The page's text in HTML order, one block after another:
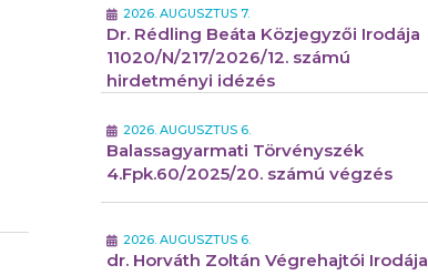
2026. AUGUSZTUS 7.
Dr. Rédling Beáta Közjegyzői Irodája
11020/N/217/2026/12. számú
hirdetményi idézés
2026. AUGUSZTUS 6.
Balassagyarmati Törvényszék
4.Fpk.60/2025/20. számú végzés
2026. AUGUSZTUS 6.
dr. Horváth Zoltán Végrehajtói Irodája